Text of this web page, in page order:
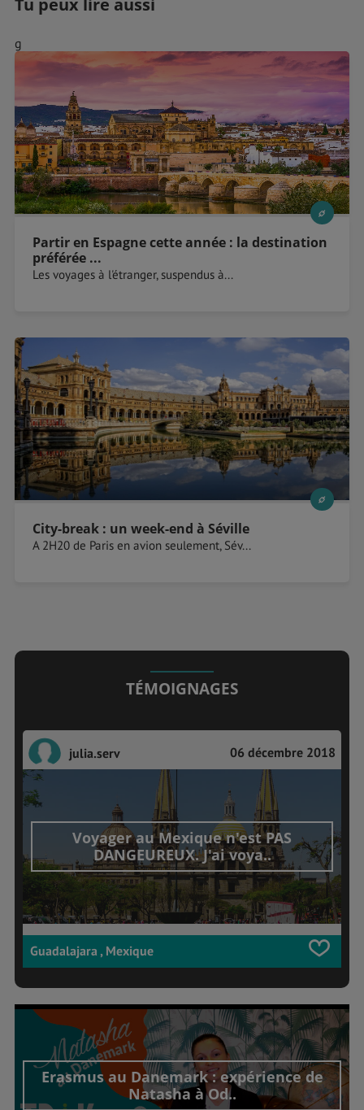
g
Partir en Espagne cette année : la destination
préférée ...
Les voyages à l'étranger, suspendus à...
City-break : un week-end à Séville
A 2H20 de Paris en avion seulement, Sév...
TÉMOIGNAGES
julia.serv 06 décembre 2018
Voyager au Mexique n'est PAS
DANGEUREUX. J'ai voya..
Guadalajara , Mexique
Erasmus au Danemark : expérience de
Natasha à Od..